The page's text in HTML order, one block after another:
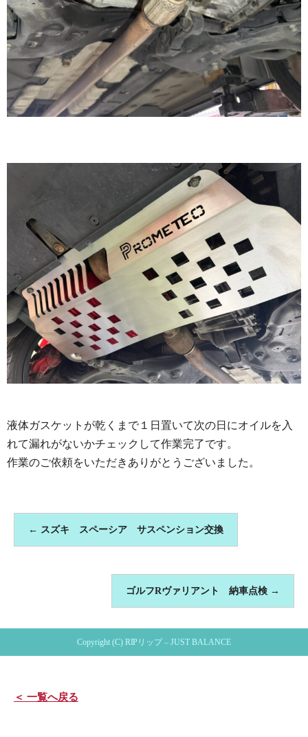
液体ガスケットが乾くまで１日置いて次の日にオイルを入
れて漏れがないかチェックして作業完了です。
作業のご依頼をいただきありがとうございました。
← スズキ スペーシア サスペンション交換
ゴルフRヴァリアント 納車点検 →
Copyright (C) RIPリップ – JUST BALANCE
＜ 一覧へ戻る